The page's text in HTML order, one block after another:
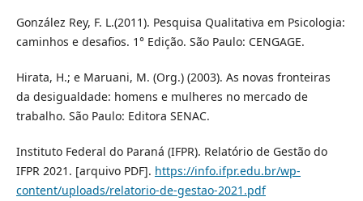
González Rey, F. L.(2011). Pesquisa Qualitativa em Psicologia:
caminhos e desafios. 1° Edição. São Paulo: CENGAGE.
Hirata, H.; e Maruani, M. (Org.) (2003). As novas fronteiras
da desigualdade: homens e mulheres no mercado de
trabalho. São Paulo: Editora SENAC.
Instituto Federal do Paraná (IFPR). Relatório de Gestão do
IFPR 2021. [arquivo PDF]. https://info.ifpr.edu.br/wp-
content/uploads/relatorio-de-gestao-2021.pdf